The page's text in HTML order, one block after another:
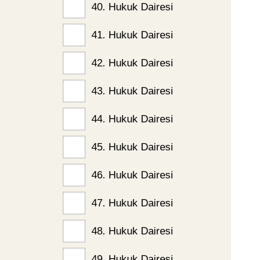
40. Hukuk Dairesi
41. Hukuk Dairesi
42. Hukuk Dairesi
43. Hukuk Dairesi
44. Hukuk Dairesi
45. Hukuk Dairesi
46. Hukuk Dairesi
47. Hukuk Dairesi
48. Hukuk Dairesi